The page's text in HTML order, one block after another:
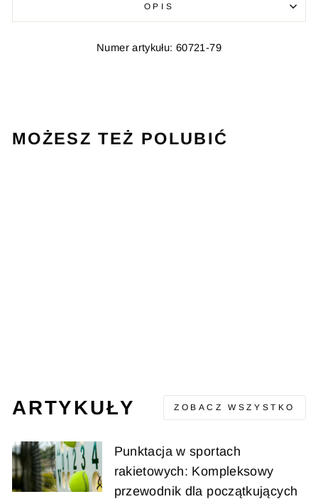
OPIS
Numer artykułu: 60721-79
MOŻESZ TEŻ POLUBIĆ
ARTYKUŁY ZOBACZ WSZYSTKO
Punktacja w sportach
rakietowych: Kompleksowy
przewodnik dla początkujących